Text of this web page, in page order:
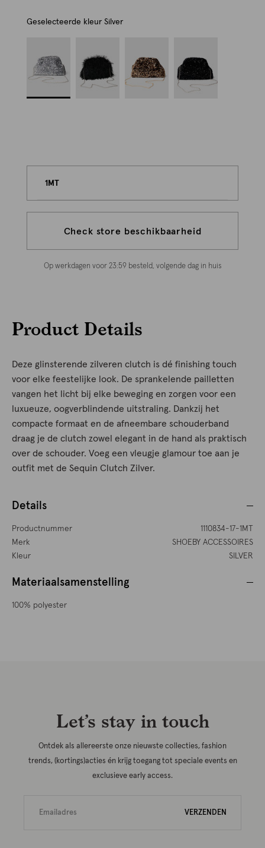
Geselecteerde kleur Silver
1MT
Check store beschikbaarheid
Op werkdagen voor 23:59 besteld, volgende dag in huis
Product Details
Deze glinsterende zilveren clutch is dé finishing touch
voor elke feestelijke look. De sprankelende pailletten
vangen het licht bij elke beweging en zorgen voor een
luxueuze, oogverblindende uitstraling. Dankzij het
compacte formaat en de afneembare schouderband
draag je de clutch zowel elegant in de hand als praktisch
over de schouder. Voeg een vleugje glamour toe aan je
outfit met de Sequin Clutch Zilver.
Details
Productnummer
1110834-17-1MT
Merk
SHOEBY ACCESSOIRES
Kleur
SILVER
Materiaalsamenstelling
100% polyester
Let’s stay in touch
Ontdek als allereerste onze nieuwste collecties, fashion
trends, (kortings)acties én krijg toegang tot speciale events en
exclusieve early access.
VERZENDEN